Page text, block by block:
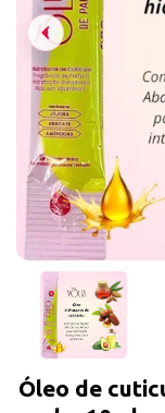
Óleo de